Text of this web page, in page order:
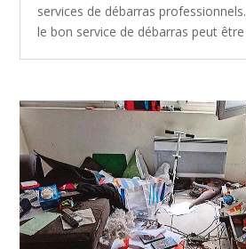
services de débarras
le bon service de débarras peut être